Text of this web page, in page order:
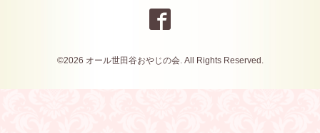
©2026 オール世田谷おやじの会. All Rights Reserved.